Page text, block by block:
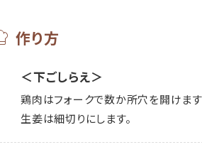
作り方
＜下ごしらえ＞
鶏肉はフォークで数か所穴を開けます
生姜は細切りにします。